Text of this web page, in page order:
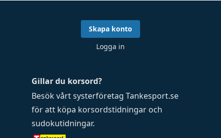
Gillar du korsord?
Besök vårt systerföretag Tankesport.se
för att köpa korsordstidningar och
sudokutidningar.
Skapa konto
Logga in